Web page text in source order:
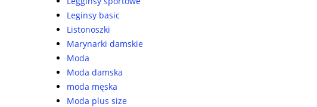
Leginsy basic
Listonoszki
Marynarki damskie
Moda
Moda damska
moda męska
Moda plus size